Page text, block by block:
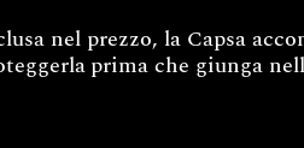
nel prezzo, la Capsa
prima che giunga